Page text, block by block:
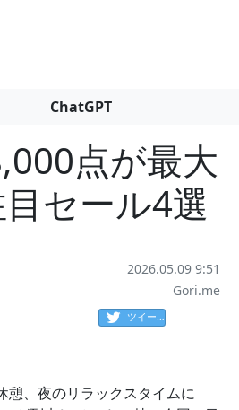
ChatGPT
点が最大
セール4選
2026.05.09 9:51
Gori.me
ツイート
憩、夜のリラックスタイムに